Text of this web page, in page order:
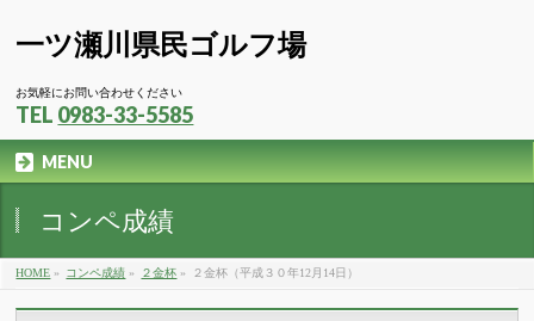
一ツ瀬川県民ゴルフ場
お気軽にお問い合わせください
TEL 0983-33-5585
MENU
コンペ成績
HOME » コンペ成績 » ２金杯 » ２金杯（平成３０年12月14日）